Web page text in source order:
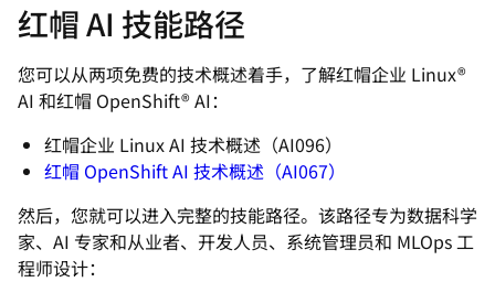
红帽 AI 技能路径
您可以从两项免费的技术概述着手，了解红帽企业 Linux®
AI 和红帽 OpenShift® AI：
红帽企业 Linux AI 技术概述（AI096）
红帽 OpenShift AI 技术概述（AI067）
然后，您就可以进入完整的技能路径。该路径专为数据科学
家、AI 专家和从业者、开发人员、系统管理员和 MLOps 工
程师设计：